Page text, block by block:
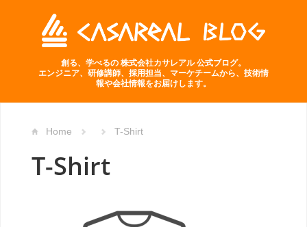
創る、学べるの 株式会社カサレアル 公式ブログ。
エンジニア、研修講師、採用担当、マーケチームから、技術情
報や会社情報をお届けします。
Home T-Shirt
T-Shirt